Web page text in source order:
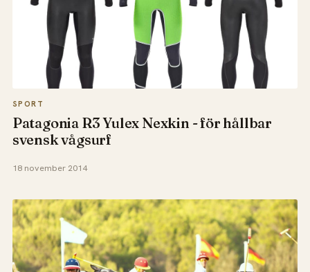
SPORT
Patagonia R3 Yulex Nexkin - för hållbar
svensk vågsurf
18 november 2014